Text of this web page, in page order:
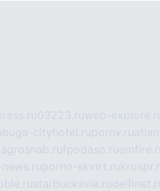
03223.ruweb-
cityhotel.rupornv.ru
fpodaso.ru
news.ruporno-skvirt.ru
starbucksvia.ru